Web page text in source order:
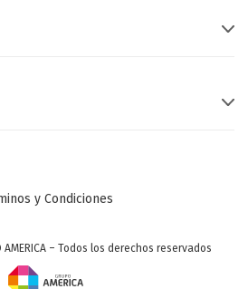
y Condiciones
– Todos los derechos reservados